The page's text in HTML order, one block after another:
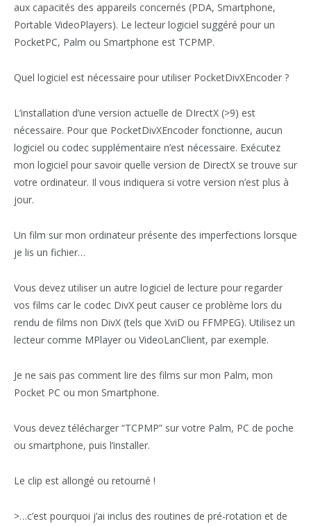
aux capacités des appareils concernés (PDA, Smartphone,
Portable VideoPlayers). Le lecteur logiciel suggéré pour un
PocketPC, Palm ou Smartphone est TCPMP.
Quel logiciel est nécessaire pour utiliser PocketDivXEncoder ?
L’installation d’une version actuelle de DIrectX (>9) est
nécessaire. Pour que PocketDivXEncoder fonctionne, aucun
logiciel ou codec supplémentaire n’est nécessaire. Exécutez
mon logiciel pour savoir quelle version de DirectX se trouve sur
votre ordinateur. Il vous indiquera si votre version n’est plus à
jour.
Un film sur mon ordinateur présente des imperfections lorsque
je lis un fichier…
Vous devez utiliser un autre logiciel de lecture pour regarder
vos films car le codec DivX peut causer ce problème lors du
rendu de films non DivX (tels que XviD ou FFMPEG). Utilisez un
lecteur comme MPlayer ou VideoLanClient, par exemple.
Je ne sais pas comment lire des films sur mon Palm, mon
Pocket PC ou mon Smartphone.
Vous devez télécharger “TCPMP” sur votre Palm, PC de poche
ou smartphone, puis l’installer.
Le clip est allongé ou retourné !
>…c’est pourquoi j’ai inclus des routines de pré-rotation et de